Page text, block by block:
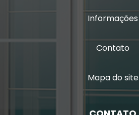
Informações
Contato
Mapa do site